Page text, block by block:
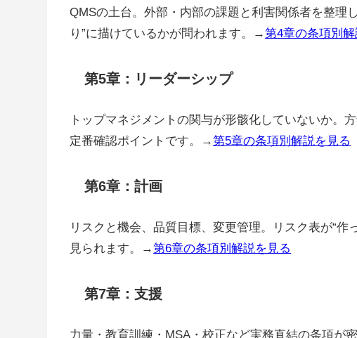
QMSの土台。外部・内部の課題と利害関係者を整理
り”に描けているかが問われます。→第4章の条項別解
第5章：リーダーシップ
トップマネジメントの関与が形骸化していないか。
定番確認ポイントです。→第5章の条項別解説を見る
第6章：計画
リスクと機会、品質目標、変更管理。リスク表が“
見られます。→第6章の条項別解説を見る
第7章：支援
力量・教育訓練・MSA・校正など実務直結の条項が